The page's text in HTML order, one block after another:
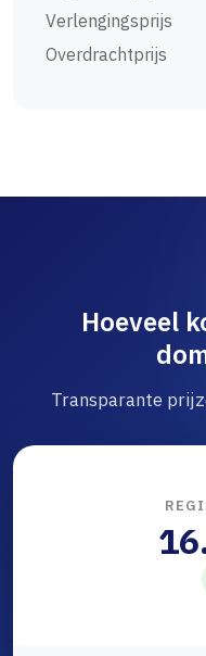
Verlengingsprijs
Overdrachtprijs
Hoeveel
Transparante